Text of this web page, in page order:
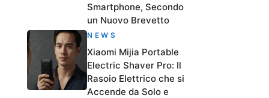
Smartphone, Secondo
un Nuovo Brevetto
NEWS
Xiaomi Mijia Portable
Electric Shaver Pro: Il
Rasoio Elettrico che si
Accende da Solo e